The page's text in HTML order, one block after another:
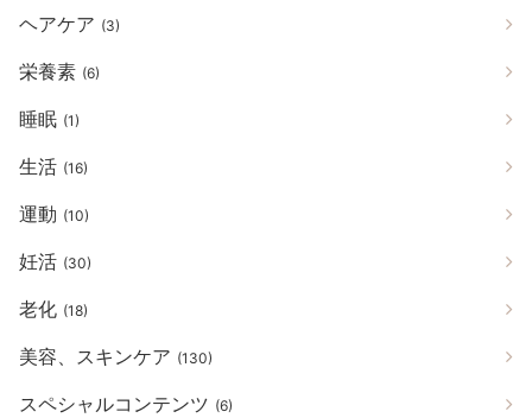
ヘアケア (3)
栄養素 (6)
睡眠 (1)
生活 (16)
運動 (10)
妊活 (30)
老化 (18)
美容、スキンケア (130)
スペシャルコンテンツ (6)